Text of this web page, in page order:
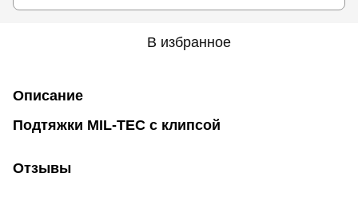
В избранное
Описание
Подтяжки MIL-TEC с клипсой
Отзывы